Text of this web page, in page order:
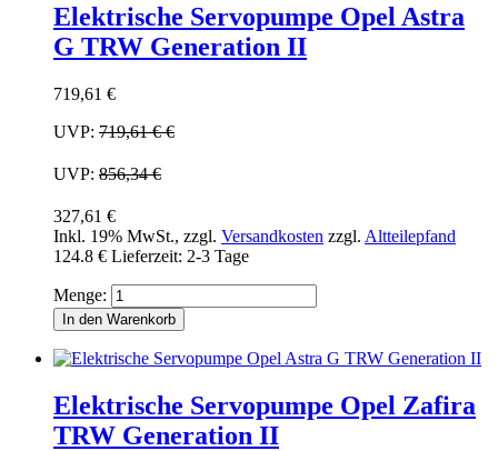
Elektrische Servopumpe Opel Astra
G TRW Generation II
719,61 €
UVP: 719,61 €€
UVP: 856,34 €
327,61 €
Inkl. 19% MwSt., zzgl. Versandkosten zzgl. Altteilepfand
124.8 € Lieferzeit: 2-3 Tage
Menge:
In den Warenkorb
Elektrische Servopumpe Opel Zafira
TRW Generation II